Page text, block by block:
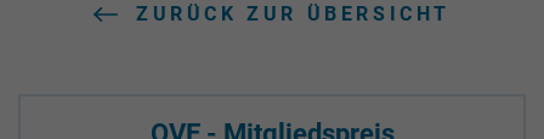
ZURÜCK ZUR ÜBERSICHT
OVE - Mitgliedspreis